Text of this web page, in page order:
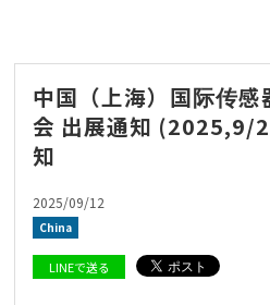
中国（上海）国际传
会 出展通知 (2025,9/
知
2025/09/12
China
LINEで送る